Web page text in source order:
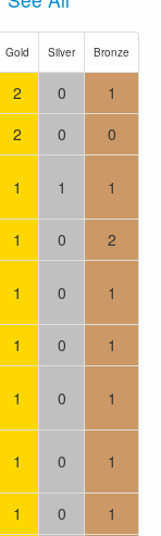
Gold Silver Bronze
2 0
1
2 0
0
1 1 1
1 0
2
1 0 1
1 0
1
1 0 1
1 0 1
1 0
1